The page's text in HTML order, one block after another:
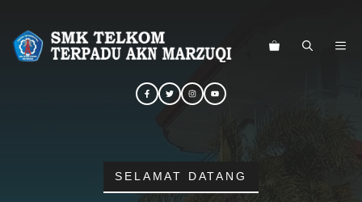
SELAMAT DATANG